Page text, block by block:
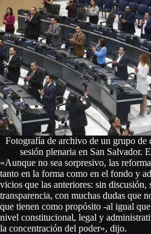
Fotografía de archivo de un grupo de
sesión plenaria en San Salvador.
«Aunque no sea sorpresivo, las
tanto en la forma como en el fondo y
vicios que las anteriores: sin discusión,
transparencia, con muchas dudas que
que tienen como propósito -al igual
nivel constitucional, legal y
la concentración del poder», dijo.